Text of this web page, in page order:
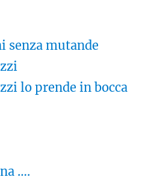
senza mutande
lo prende in bocca
….